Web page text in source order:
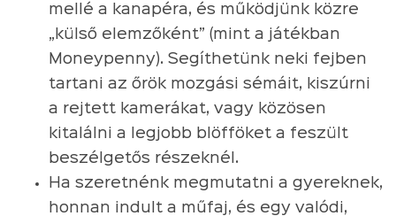
mellé a kanapéra, és működjünk közre
„külső elemzőként” (mint a játékban
Moneypenny). Segíthetünk neki fejben
tartani az őrök mozgási sémáit, kiszúrni
a rejtett kamerákat, vagy közösen
kitalálni a legjobb blöfföket a feszült
beszélgetős részeknél.
Ha szeretnénk megmutatni a gyereknek,
honnan indult a műfaj, és egy valódi,